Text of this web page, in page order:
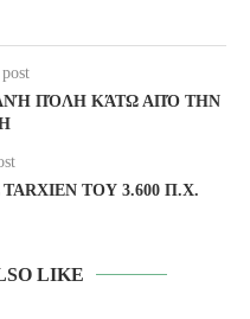
ΠΌΛΗ ΚΆΤΩ ΑΠΌ ΤΗΝ
ΤΟΥ 3.600 Π.Χ.
LIKE